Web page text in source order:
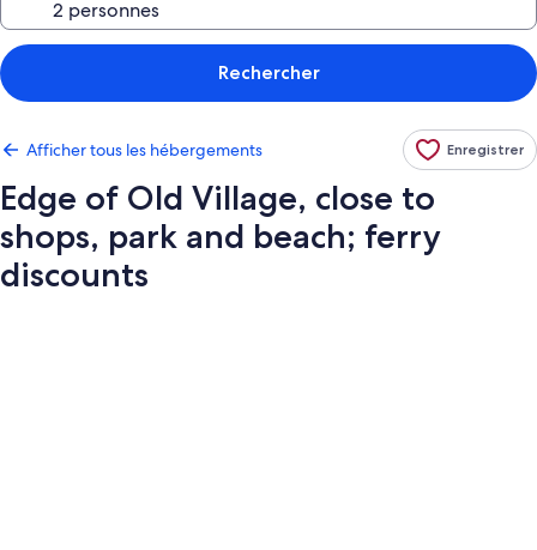
Rechercher
Afficher tous les hébergements Enregistrer
Edge of Old Village, close to
shops, park and beach; ferry
discounts